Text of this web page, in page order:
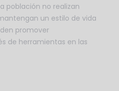
población no realizan
un estilo de vida
promover
de herramientas en las